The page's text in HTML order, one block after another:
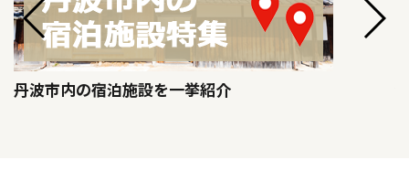
丹波市内の宿泊施設を一挙紹介